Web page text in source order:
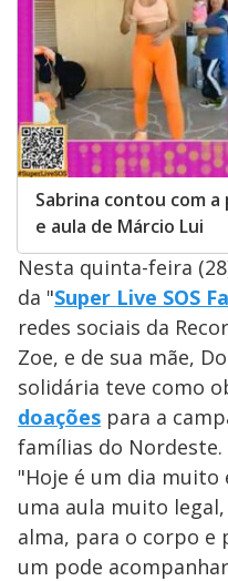
Sabrina contou com
e aula de Márcio Lui
Nesta quinta-feira
da "Super Live SOS
redes sociais da
Zoe, e de sua mãe,
solidária teve como
doações para a
famílias do Nordeste.
"Hoje é um dia muito
uma aula muito
alma, para o corpo e
um pode